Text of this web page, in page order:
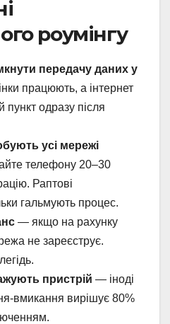
роумінгу
передачу даних у
працюють, а інтернет
пункт одразу після
усі мережі
телефону 20–30
Раптові
гальмують процес.
— якщо на рахунку
не зареєструє.
пристрій — іноді
вмикання вирішує 80%